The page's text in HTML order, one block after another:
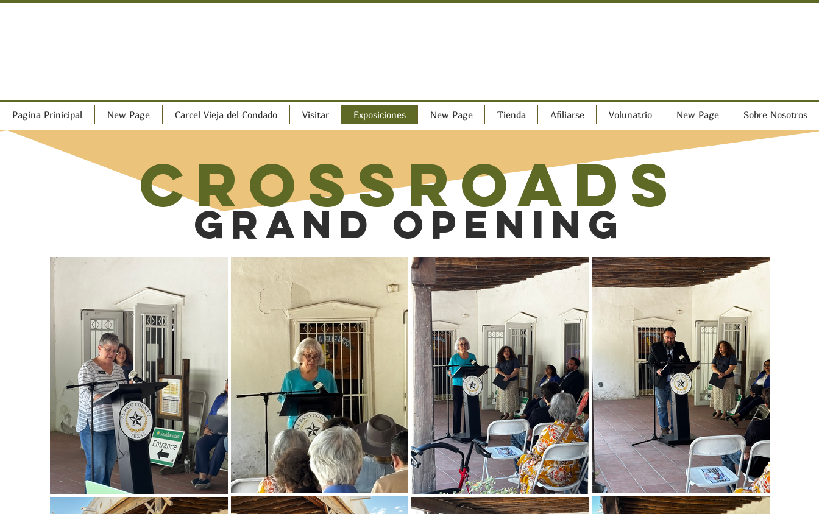
Pagina Prinicipal New Page Carcel Vieja del Condado Visitar Exposiciones New Page Tienda Afiliarse Volunatrio New Page Sobre Nosotros
Crossroads
Grand Opening